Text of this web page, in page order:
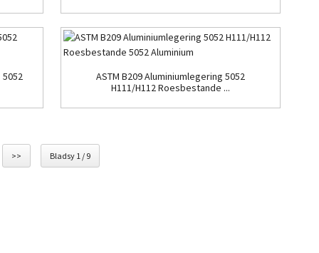
ASTM B209 Aluminiumlegering 5052
H111/H112 Roesbestande ...
>> Bladsy 1 / 9